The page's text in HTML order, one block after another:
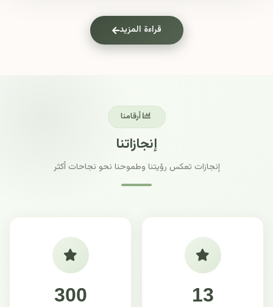
قراءة المزيد
أرقامنا
إنجازاتنا
إنجازات تعكس رؤيتنا وطموحنا نحو نجاحات أكثر
13
300